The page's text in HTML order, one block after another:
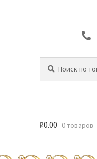
₽0.00 0 товаров